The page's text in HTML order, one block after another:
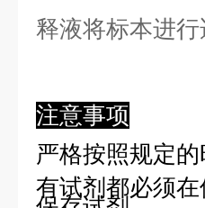
释液将标本进
注意事项
严格按照规定
有试剂都必须
保存试剂。